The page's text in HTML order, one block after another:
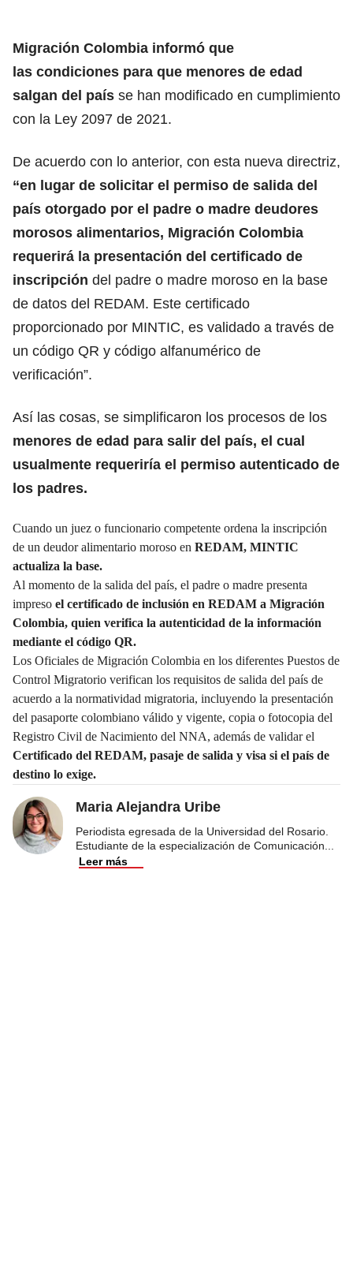
Migración Colombia informó que
las condiciones para que menores de edad
salgan del país se han modificado en cumplimiento
con la Ley 2097 de 2021.
De acuerdo con lo anterior, con esta nueva directriz,
“en lugar de solicitar el permiso de salida del
país otorgado por el padre o madre deudores
morosos alimentarios, Migración Colombia
requerirá la presentación del certificado de
inscripción del padre o madre moroso en la base
de datos del REDAM. Este certificado
proporcionado por MINTIC, es validado a través de
un código QR y código alfanumérico de
verificación”.
Así las cosas, se simplificaron los procesos de los
menores de edad para salir del país, el cual
usualmente requeriría el permiso autenticado de
los padres.
Cuando un juez o funcionario competente ordena la inscripción
de un deudor alimentario moroso en REDAM, MINTIC
actualiza la base.
Al momento de la salida del país, el padre o madre presenta
impreso el certificado de inclusión en REDAM a Migración
Colombia, quien verifica la autenticidad de la información
mediante el código QR.
Los Oficiales de Migración Colombia en los diferentes Puestos de
Control Migratorio verifican los requisitos de salida del país de
acuerdo a la normatividad migratoria, incluyendo la presentación
del pasaporte colombiano válido y vigente, copia o fotocopia del
Registro Civil de Nacimiento del NNA, además de validar el
Certificado del REDAM, pasaje de salida y visa si el país de
destino lo exige.
Maria Alejandra Uribe
Periodista egresada de la Universidad del Rosario.
Estudiante de la especialización de Comunicación
Leer más